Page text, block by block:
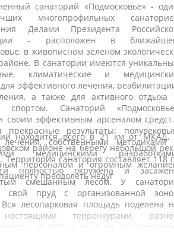
санаторий «Подмосковье» -
многопрофильных
Делами Президента
- расположен в
в живописном зеленом
В санатории имеются
климатические и
эффективного лечения,
а также для активного отдыха
спортом. Санаторий
своим эффективным арсеналом
результаты:
собственными методиками
медицинскими
персоналом и огромным
преодолеть недуг
находится всего в 21 км от МКАД,
районе на берегу небольшой
Территория санатория составляет 118
полностью окружена и
смешанным лесом. У
свой пруд с организованной
лесопарковая площадь поделена
терренкурами,
от 800 м до 4 км, облагорожена